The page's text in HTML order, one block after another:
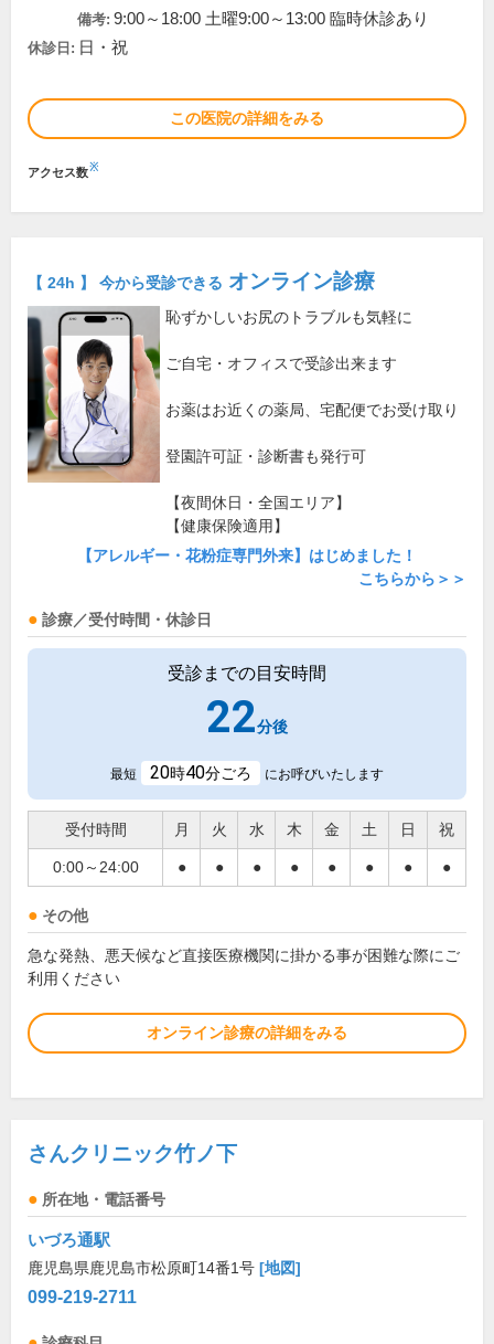
備考: 9:00～18:00 土曜9:00～13:00 臨時休診あり
休診日: 日・祝
この医院の詳細をみる
アクセス数※
【 24h 】 今から受診できる オンライン診療
恥ずかしいお尻のトラブルも気軽に
ご自宅・オフィスで受診出来ます
お薬はお近くの薬局、宅配便でお受け取り
登園許可証・診断書も発行可
【夜間休日・全国エリア】
【健康保険適用】
【アレルギー・花粉症専門外来】はじめました！
こちらから＞＞
診療／受付時間・休診日
受診までの目安時間
22分後
最短 20時40分ごろ にお呼びいたします
受付時間 月 火 水 木 金 土 日 祝
0:00～24:00 ● ● ● ● ● ● ● ●
その他
急な発熱、悪天候など直接医療機関に掛かる事が困難な際にご
利用ください
オンライン診療の詳細をみる
さんクリニック竹ノ下
所在地・電話番号
いづろ通駅
鹿児島県鹿児島市松原町14番1号 [地図]
099-219-2711